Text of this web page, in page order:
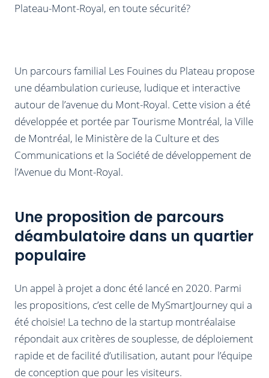
Plateau-Mont-Royal, en toute sécurité?
Un parcours familial Les Fouines du Plateau propose
une déambulation curieuse, ludique et interactive
autour de l’avenue du Mont-Royal. Cette vision a été
développée et portée par Tourisme Montréal, la Ville
de Montréal, le Ministère de la Culture et des
Communications et la Société de développement de
l’Avenue du Mont-Royal.
Une proposition de parcours
déambulatoire dans un quartier
populaire
Un appel à projet a donc été lancé en 2020. Parmi
les propositions, c’est celle de MySmartJourney qui a
été choisie! La techno de la startup montréalaise
répondait aux critères de souplesse, de déploiement
rapide et de facilité d’utilisation, autant pour l’équipe
de conception que pour les visiteurs.